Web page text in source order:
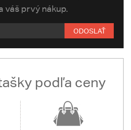
váš prvý nákup.
ODOSLAŤ
podľa ceny